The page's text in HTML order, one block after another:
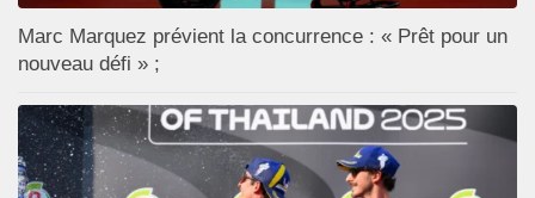
Marc Marquez prévient la concurrence : « Prêt pour un
nouveau défi » ;